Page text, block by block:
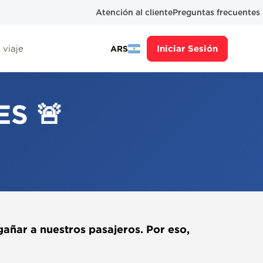
Atención al clientePreguntas frecuentes
viaje ARS Iniciar Sesión
🚨
a nuestros pasajeros. Por eso,